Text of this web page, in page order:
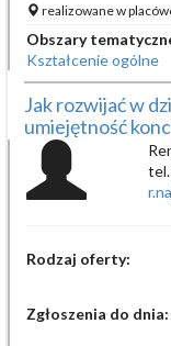
realizowane w
Obszary
Kształcenie ogólne
Jak rozwijać w
umiejętność
Rodzaj oferty:
Zgłoszenia do dnia: